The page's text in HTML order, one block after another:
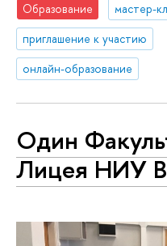
Образование
мастер-
приглашение к участию
онлайн-образование
Один
Лицея НИУ